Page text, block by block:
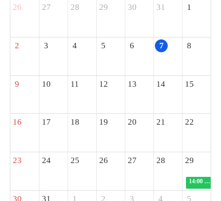
26 27 28 29 30 31 1
2 3 4 5 6 7 8
9 10 11 12 13 14 15
16 17 18 19 20 21 22
23 24 25 26 27 28 29
14:00 1박2
30 31 1 2 3 4 5